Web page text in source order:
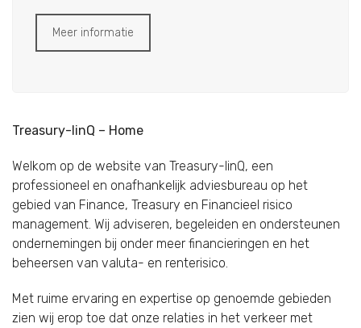
Meer informatie
Treasury-linQ – Home
Welkom op de website van Treasury-linQ, een
professioneel en onafhankelijk adviesbureau op het
gebied van Finance, Treasury en Financieel risico
management. Wij adviseren, begeleiden en ondersteunen
ondernemingen bij onder meer financieringen en het
beheersen van valuta- en renterisico.
Met ruime ervaring en expertise op genoemde gebieden
zien wij erop toe dat onze relaties in het verkeer met